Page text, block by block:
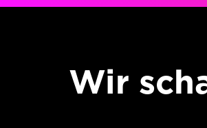
Wir